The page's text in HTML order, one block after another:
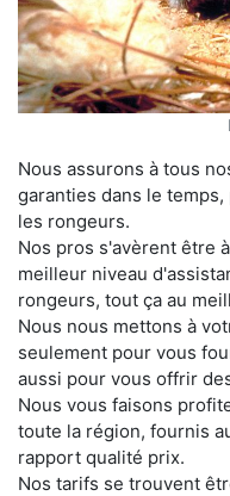
Nous assurons à tous
garanties dans le
les rongeurs.
Nos pros s'avèrent être
meilleur niveau
rongeurs, tout ça au
Nous nous mettons à
seulement pour vous
aussi pour vous offrir
Nous vous faisons
toute la région, fournis
rapport qualité prix.
Nos tarifs se trouvent